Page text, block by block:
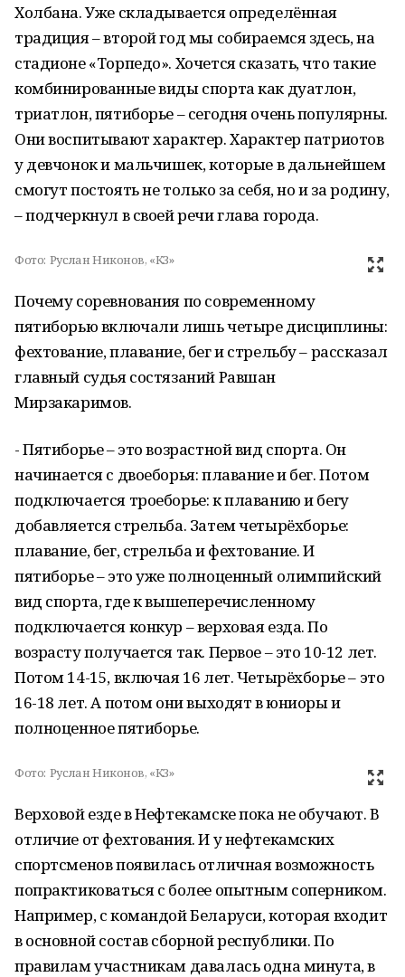
Холбана. Уже складывается определённая
традиция – второй год мы собираемся здесь, на
стадионе «Торпедо». Хочется сказать, что такие
комбинированные виды спорта как дуатлон,
триатлон, пятиборье – сегодня очень популярны.
Они воспитывают характер. Характер патриотов
у девчонок и мальчишек, которые в дальнейшем
смогут постоять не только за себя, но и за родину,
– подчеркнул в своей речи глава города.
Фото: Руслан Никонов, «КЗ»
Почему соревнования по современному
пятиборью включали лишь четыре дисциплины:
фехтование, плавание, бег и стрельбу – рассказал
главный судья состязаний Равшан
Мирзакаримов.
- Пятиборье – это возрастной вид спорта. Он
начинается с двоеборья: плавание и бег. Потом
подключается троеборье: к плаванию и бегу
добавляется стрельба. Затем четырёхборье:
плавание, бег, стрельба и фехтование. И
пятиборье – это уже полноценный олимпийский
вид спорта, где к вышеперечисленному
подключается конкур – верховая езда. По
возрасту получается так. Первое – это 10-12 лет.
Потом 14-15, включая 16 лет. Четырёхборье – это
16-18 лет. А потом они выходят в юниоры и
полноценное пятиборье.
Фото: Руслан Никонов, «КЗ»
Верховой езде в Нефтекамске пока не обучают. В
отличие от фехтования. И у нефтекамских
спортсменов появилась отличная возможность
попрактиковаться с более опытным соперником.
Например, с командой Беларуси, которая входит
в основной состав сборной республики. По
правилам участникам давалась одна минута, в